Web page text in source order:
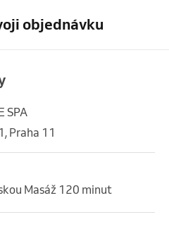
objednávku
SPA
Praha 11
Masáž 120 minut